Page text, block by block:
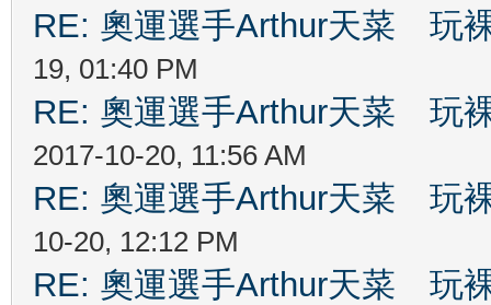
RE: 奧運選手Arthur天菜 玩
19, 01:40 PM
RE: 奧運選手Arthur天菜 玩
2017-10-20, 11:56 AM
RE: 奧運選手Arthur天菜 玩
10-20, 12:12 PM
RE: 奧運選手Arthur天菜 玩